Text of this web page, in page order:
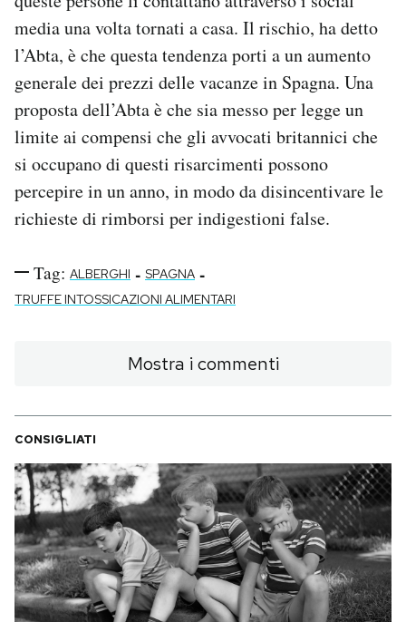
media una volta tornati a casa. Il rischio, ha detto
l’Abta, è che questa tendenza porti a un aumento
generale dei prezzi delle vacanze in Spagna. Una
proposta dell’Abta è che sia messo per legge un
limite ai compensi che gli avvocati britannici che
si occupano di questi risarcimenti possono
percepire in un anno, in modo da disincentivare le
richieste di rimborsi per indigestioni false.
Tag: ALBERGHI - SPAGNA -
TRUFFE INTOSSICAZIONI ALIMENTARI
Mostra i commenti
CONSIGLIATI